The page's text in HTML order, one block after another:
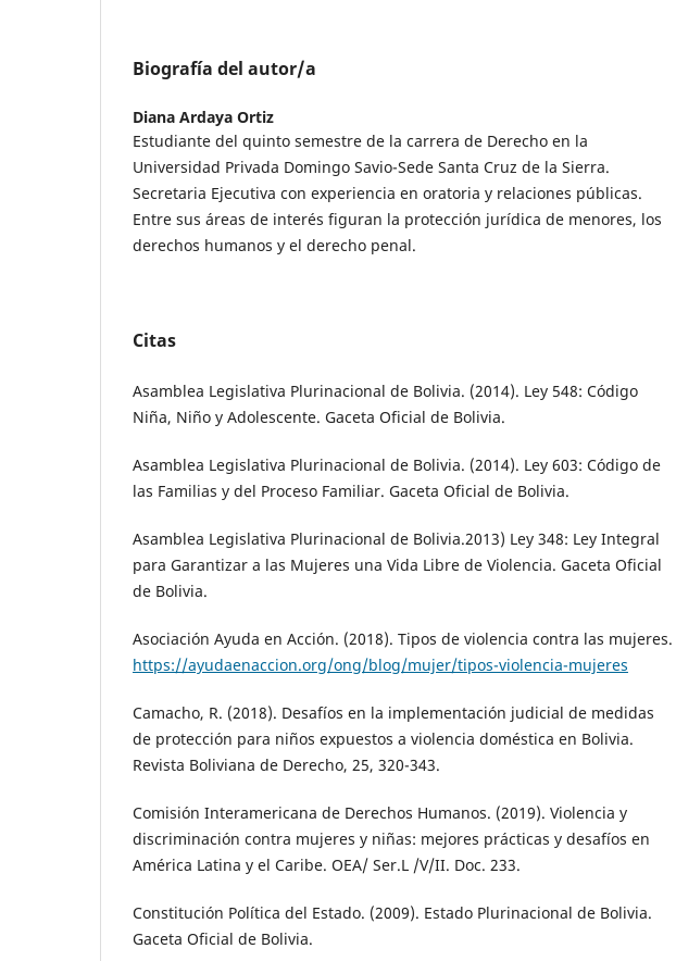
Biografía del autor/a
Diana Ardaya Ortiz
Estudiante del quinto semestre de la carrera de Derecho en la
Universidad Privada Domingo Savio-Sede Santa Cruz de la Sierra.
Secretaria Ejecutiva con experiencia en oratoria y relaciones públicas.
Entre sus áreas de interés figuran la protección jurídica de menores, los
derechos humanos y el derecho penal.
Citas
Asamblea Legislativa Plurinacional de Bolivia. (2014). Ley 548: Código
Niña, Niño y Adolescente. Gaceta Oficial de Bolivia.
Asamblea Legislativa Plurinacional de Bolivia. (2014). Ley 603: Código de
las Familias y del Proceso Familiar. Gaceta Oficial de Bolivia.
Asamblea Legislativa Plurinacional de Bolivia.2013) Ley 348: Ley Integral
para Garantizar a las Mujeres una Vida Libre de Violencia. Gaceta Oficial
de Bolivia.
Asociación Ayuda en Acción. (2018). Tipos de violencia contra las mujeres.
https://ayudaenaccion.org/ong/blog/mujer/tipos-violencia-mujeres
Camacho, R. (2018). Desafíos en la implementación judicial de medidas
de protección para niños expuestos a violencia doméstica en Bolivia.
Revista Boliviana de Derecho, 25, 320-343.
Comisión Interamericana de Derechos Humanos. (2019). Violencia y
discriminación contra mujeres y niñas: mejores prácticas y desafíos en
América Latina y el Caribe. OEA/ Ser.L /V/II. Doc. 233.
Constitución Política del Estado. (2009). Estado Plurinacional de Bolivia.
Gaceta Oficial de Bolivia.